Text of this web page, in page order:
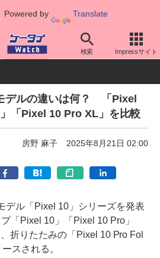
Powered by Translate
検索 Impressサイト
Pixel
デルの違いは何？ 「Pixel
「Pixel 10 Pro XL」を比較
房野 麻子 2025年8月21日 02:00
ル「Pixel 10」シリーズを発表
「Pixel 10」「Pixel 10 Pro」
折りたたみの「Pixel 10 Pro Fol
スされる。